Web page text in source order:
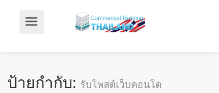
ป้ายกำกับ: รับโพสต์เว็บคอนโด